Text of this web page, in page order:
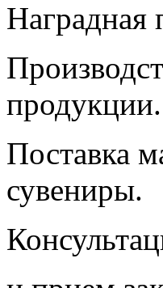
Наградная
продукции.
Поставка
сувениры.